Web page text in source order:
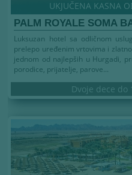
UKJUČENA KASNA
PALM ROYALE SOMA
Luksuzan hotel sa odličnom
prelepo uređenim vrtovima i
jednom od najlepših u Hurgadi,
porodice, prijatelje, parove...
Dvoje dece